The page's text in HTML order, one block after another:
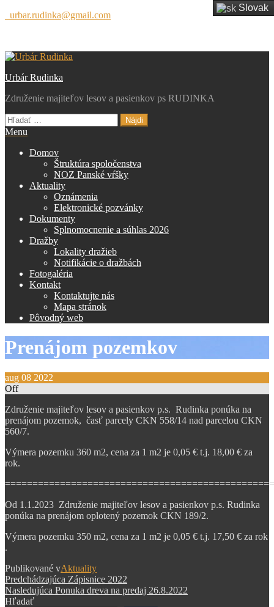
Preskočiť
urbar.rudinka@gmail.com
Urbár Rudinka
Združenie majiteľov lesov a pasienkov ps RUDINKA
Hľadať:
Menu
Domov
Štruktúra spoločenstva
NOZ Panské vŕšky
Aktuality
Oznámenia
Elektronické pozvánky
Dokumenty
Splnomocnenie a súhlas 2026
Dražby
Lokality dražieb
Notifikácie o dražbách
Fotogaléria
Kontakt
Kontaktujte nás
Mapa stránok
Pôvodný web
Prenájom pozemkov
aug 08 2022
Off
Združenie majiteľov lesov a pasienkov p.s. Rudinka ponúka na
prenájom pozemok, časť parcely CKN 558/14 nad parcelou CKN
560/7.
Výmera pozemku 360 m2, cena za 1 m2 je 0,05 € t.j. 18,00 € za
rok.
Od 1.1.2023 Združenie majiteľov lesov a pasienkov p.s. Rudinka
ponúka na prenájom oplotený pozemok CKN 189/2.
Výmera pozemku 350 m2, cena za 1 m2 je 0,05 € t.j. 17,50 € za rok
.
Publikované vAktuality
Navigácia
v
Predchádzajúci
príspevok
Predchádzajúca Zápisnice 2022
Nasledujúci
príspevok
Nasledujúca Ponuka dreva na predaj 26.8.2022
Hľadať
Slovak